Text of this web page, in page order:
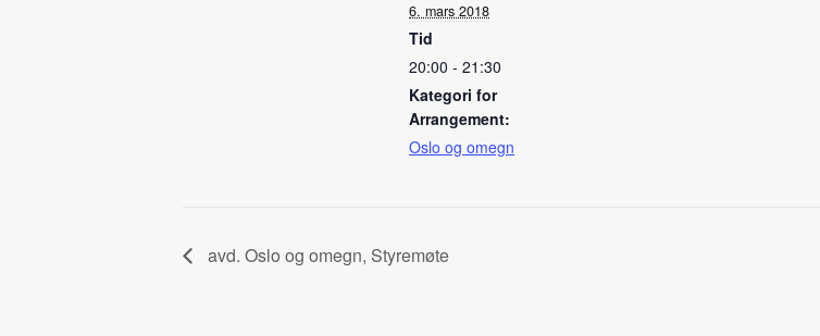
6. mars 2018
Tid
20:00 - 21:30
Kategori for
Arrangement:
Oslo og omegn
avd. Oslo og omegn, Styremøte